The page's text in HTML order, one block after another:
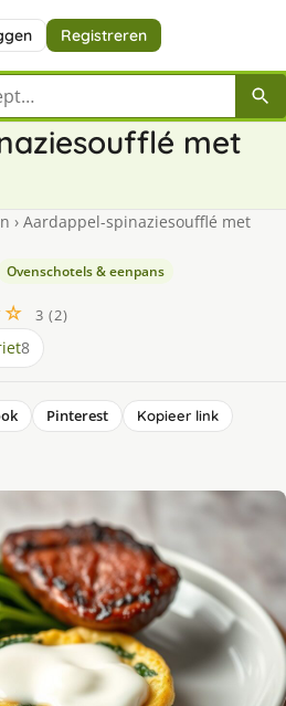
Registreren
met
› Aardappel-spinaziesoufflé met
Ovenschotels & eenpans
3 (2)
8
Pinterest
Kopieer link